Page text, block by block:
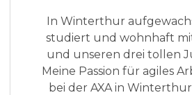
In Winterthur
studiert und wohnhaft
und unseren drei tollen
Meine Passion für agiles
bei der AXA in